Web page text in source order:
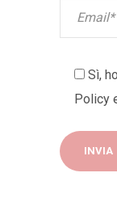
Sì,
Policy